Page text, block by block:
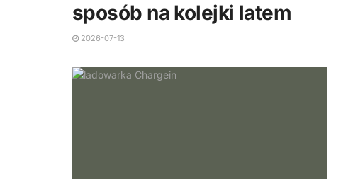
sposób na kolejki latem
2026-07-13